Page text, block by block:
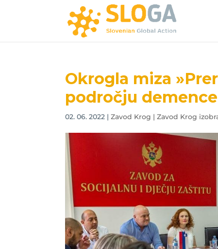
Okrogla miza
področju
02. 06. 2022 |Zavod Krog | Zavod Krog